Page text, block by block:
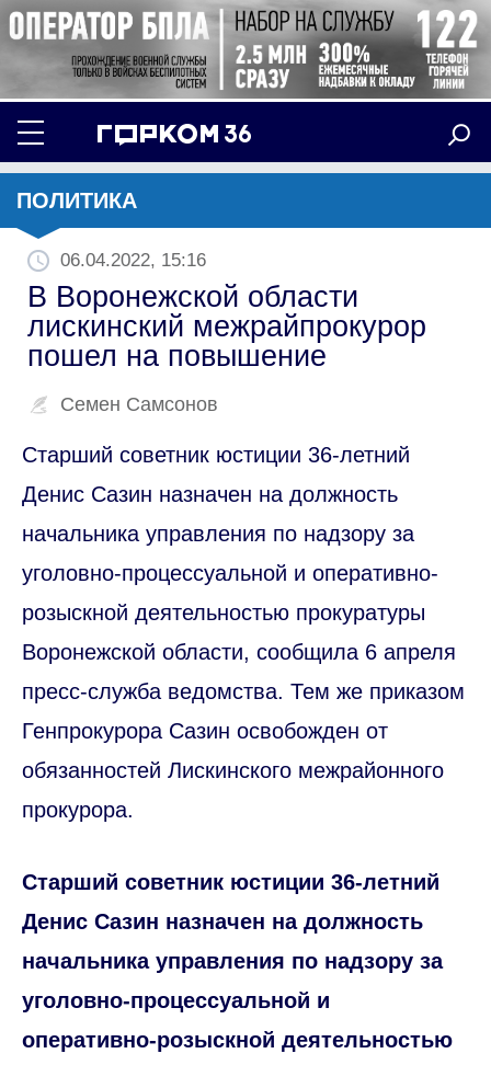
ПОЛИТИКА
06.04.2022, 15:16
В Воронежской области
лискинский межрайпрокурор
пошел на повышение
Семен Самсонов
Старший советник юстиции 36-летний
Денис Сазин назначен на должность
начальника управления по надзору за
уголовно-процессуальной и оперативно-
розыскной деятельностью прокуратуры
Воронежской области, сообщила 6 апреля
пресс-служба ведомства. Тем же приказом
Генпрокурора Сазин освобожден от
обязанностей Лискинского межрайонного
прокурора.
Старший советник юстиции 36-летний
Денис Сазин назначен на должность
начальника управления по надзору за
уголовно-процессуальной и
оперативно-розыскной деятельностью